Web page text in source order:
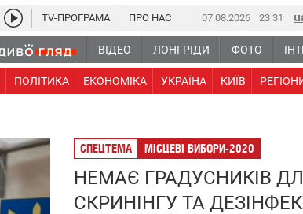
07.08.2026 23:31
ВІДЕО ЛОНГРІДИ ФОТО
ПОЛІТИКА ЕКОНОМІКА УКРАЇНА КИЇВ
TV-ПРОГРАМА ПРО НАС
СПЕЦТЕМА МІСЦЕВІ ВИБОРИ-2020
НЕМАЄ ГРАДУСНИКІВ
СКРИНІНГУ ТА